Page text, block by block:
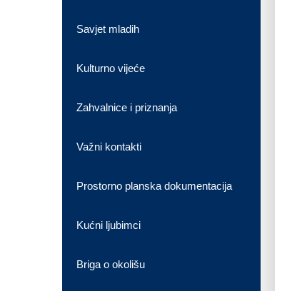
Savjet mladih
Kulturno vijeće
Zahvalnice i priznanja
Važni kontakti
Prostorno planska dokumentacija
Kućni ljubimci
Briga o okolišu